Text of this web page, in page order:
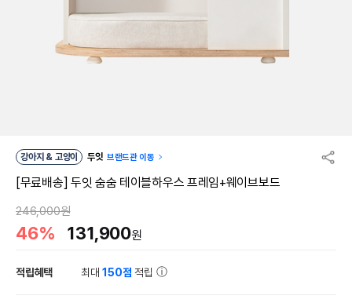
강아지 & 고양이 두잇 브랜드관 이동
[무료배송] 두잇 숨숨 테이블하우스 프레임+웨이브보드
246,000원
46% 131,900원
적립혜택 최대150점 적립